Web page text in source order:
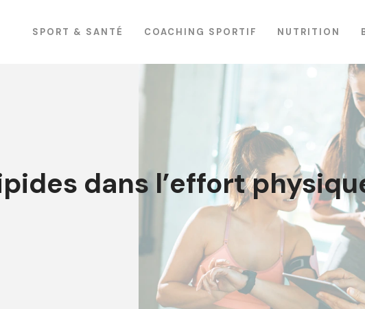
SPORT & SANTÉ COACHING SPORTIF NUTRITION
dans l’effort